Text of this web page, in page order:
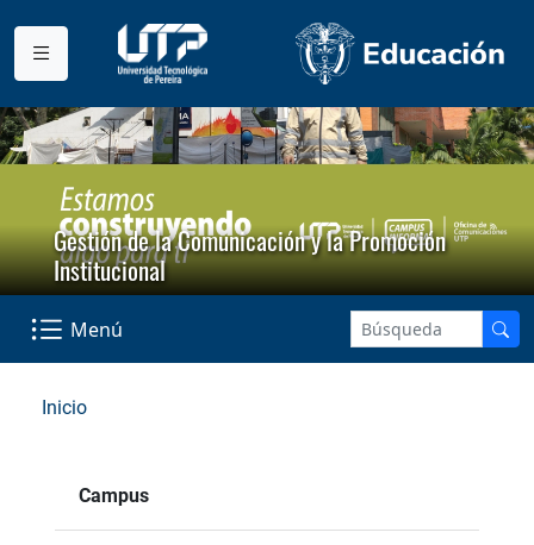
Gestión de la Comunicación y la Promoción
Institucional
Menú
Inicio
Campus